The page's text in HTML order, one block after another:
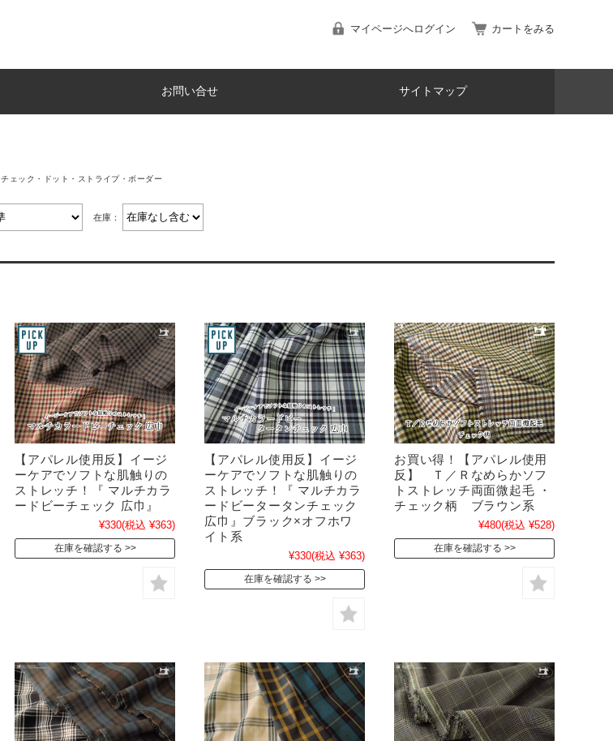
マイページへログイン カートをみる
お問い合せ サイトマップ
チェック・ドット・ストライプ・ボーダー
在庫：
【アパレル使用反】イージ
ーケアでソフトな肌触りの
ストレッチ！『 マルチカラ
ードビーチェック 広巾』
¥330(税込 ¥363)
在庫を確認する
【アパレル使用反】イージ
ーケアでソフトな肌触りの
ストレッチ！『 マルチカラ
ードビータータンチェック
広巾』ブラック×オフホワ
イト系
¥330(税込 ¥363)
在庫を確認する
お買い得！【アパレル使用
反】 Ｔ／Ｒなめらかソフ
トストレッチ両面微起毛 ・
チェック柄 ブラウン系
¥480(税込 ¥528)
在庫を確認する